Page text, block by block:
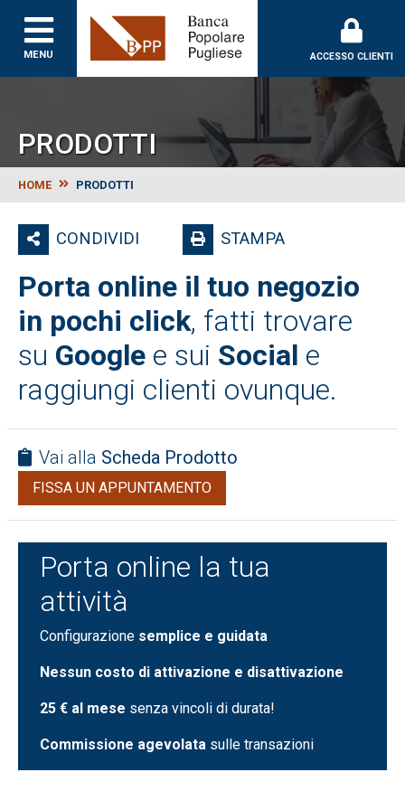
MENU
Banca Popolare
ACCESSO CLIENTI
PRODOTTI
HOME PRODOTTI
CONDIVIDI STAMPA
Porta online il tuo negozio
in pochi click, fatti trovare
su Google e sui Social e
raggiungi clienti ovunque.
Vai alla Scheda Prodotto
FISSA UN APPUNTAMENTO
Porta online la tua
attività
Configurazione semplice e guidata
Nessun costo di attivazione e disattivazione
25 € al mese senza vincoli di durata!
Commissione agevolata sulle transazioni